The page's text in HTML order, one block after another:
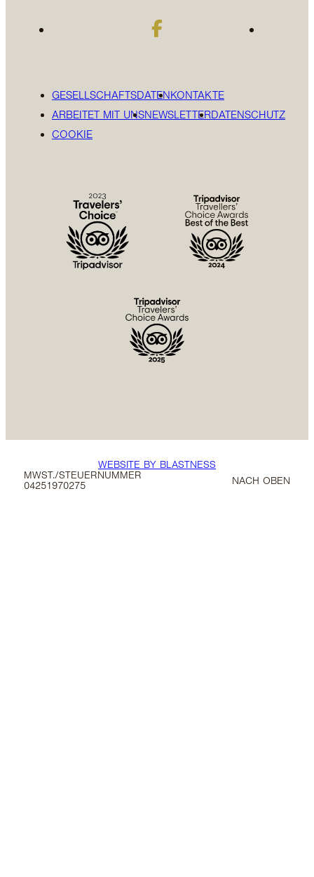
GESELLSCHAFTSDATEN KONTAKTE
ARBEITET MIT UNSNEWSLETTERDATENSCHUTZ
COOKIE
MWST./STEUERNUMMER
04251970275
WEBSITE BY BLASTNESS
NACH OBEN